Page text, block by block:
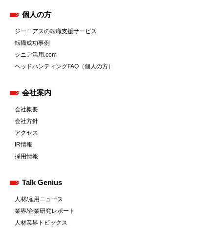
個人の方
ジーニアスの転職支援サービス
転職成功事例
シニア活用.com
ヘッドハンティングFAQ（個人の方）
会社案内
会社概要
会社方針
アクセス
IR情報
採用情報
Talk Genius
人材/雇用ニュース
業界/企業研究レポート
人材業界トピックス